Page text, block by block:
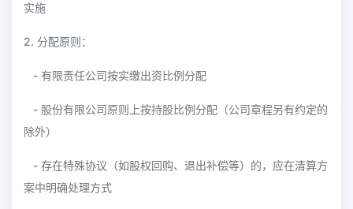
实施
2. 分配原则：
- 有限责任公司按实缴出资比例分配
- 股份有限公司原则上按持股比例分配（公司章程另有约定的
除外）
- 存在特殊协议（如股权回购、退出补偿等）的，应在清算方
案中明确处理方式